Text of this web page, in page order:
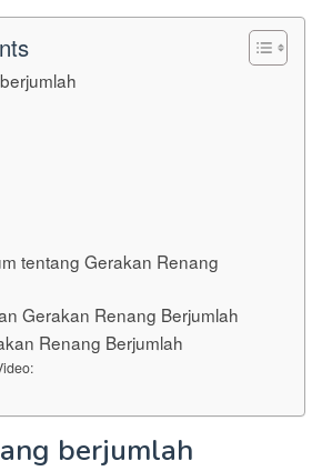
tentang Gerakan Renang
Gerakan Renang Berjumlah
Renang Berjumlah
berjumlah